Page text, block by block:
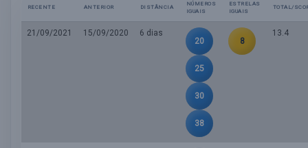
RECENTE ANTERIOR DISTÂNCIA
NÚMEROS
IGUAIS
ESTRELAS
IGUAIS
TOTAL/
21/09/2021 15/09/2020
6 dias
20
25
30
38
8
13.4